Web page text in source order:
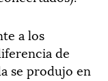
te a los
de
se produjo en